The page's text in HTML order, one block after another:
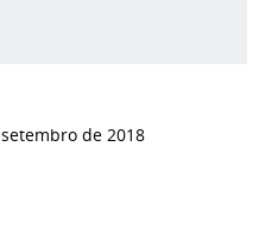
de 2018